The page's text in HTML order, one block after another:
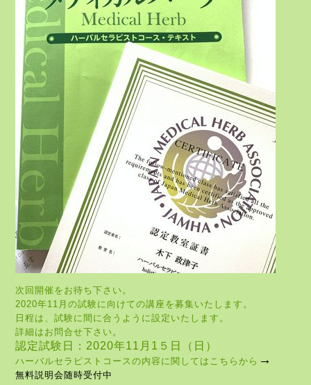
次回開催をお待ち下さい。
2020年11月の試験に向けての講座を募集いたします。
日程は、試験に間に合うように設定いたします。
詳細はお問合せ下さい。
認定試験日：2020年11月1５日（日）
ハーバルセラピストコースの内容に関してはこちらから →
無料説明会随時受付中